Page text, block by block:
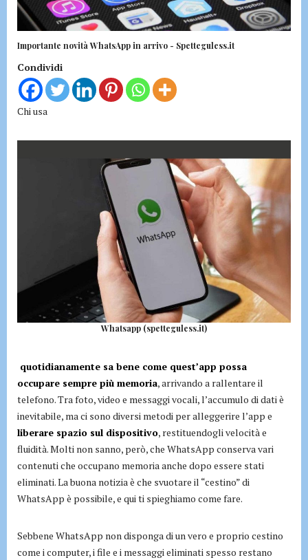
Importante novità WhatsApp in arrivo - Spetteguless.it
Condividi
Chi usa
Whatsapp (spetteguless.it)
quotidianamente sa bene come quest’app possa
occupare sempre più memoria, arrivando a rallentare il
telefono. Tra foto, video e messaggi vocali, l’accumulo di dati è
inevitabile, ma ci sono diversi metodi per alleggerire l’app e
liberare spazio sul dispositivo, restituendogli velocità e
fluidità. Molti non sanno, però, che WhatsApp conserva vari
contenuti che occupano memoria anche dopo essere stati
eliminati. La buona notizia è che svuotare il “cestino” di
WhatsApp è possibile, e qui ti spieghiamo come fare.
Sebbene WhatsApp non disponga di un vero e proprio cestino
come i computer, i file e i messaggi eliminati spesso restano